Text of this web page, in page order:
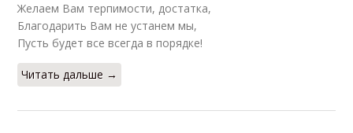
Желаем Вам терпимости, достатка,
Благодарить Вам не устанем мы,
Пусть будет все всегда в порядке!
Читать дальше →